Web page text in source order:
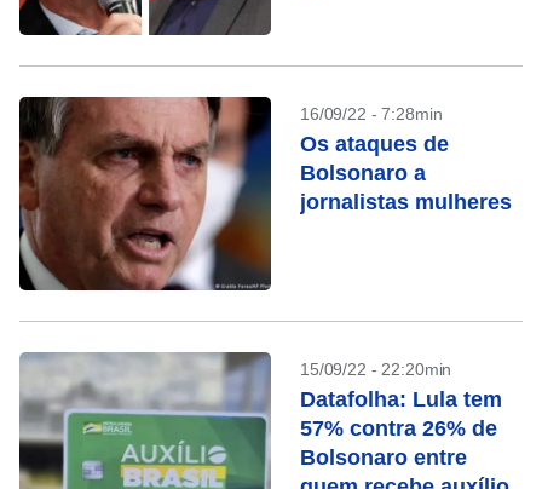
16/09/22 - 7:28min
Os ataques de
Bolsonaro a
jornalistas mulheres
15/09/22 - 22:20min
Datafolha: Lula tem
57% contra 26% de
Bolsonaro entre